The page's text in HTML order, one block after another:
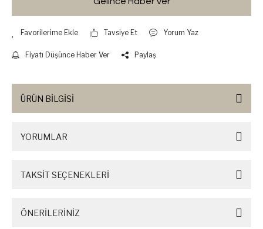
Tavsiye Et Yorum Yaz
Fiyatı Düşünce Haber Ver Paylaş
ÜRÜN BİLGİSİ
YORUMLAR
TAKSİT SEÇENEKLERİ
ÖNERİLERİNİZ